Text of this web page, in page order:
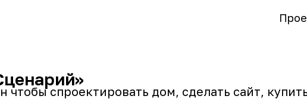
чтобы спроектировать дом, сделать сайт,